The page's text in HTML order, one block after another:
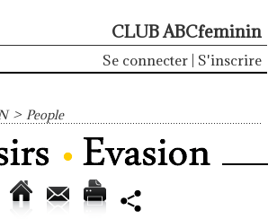
CLUB ABCfeminin
Se connecter S'inscrire
> People